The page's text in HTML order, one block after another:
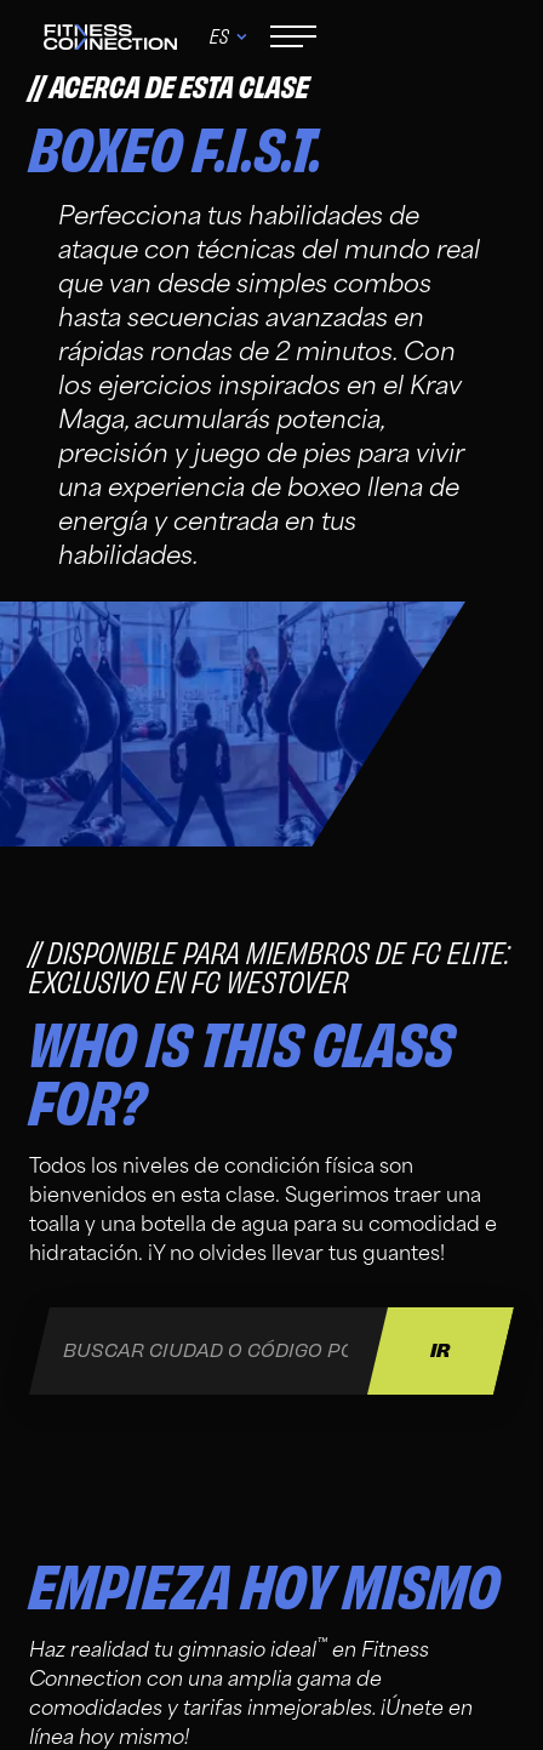
ES
ACERCA DE ESTA CLASE
BOXEO F.I.S.T.
Perfecciona tus habilidades de
ataque con técnicas del mundo real
que van desde simples combos
hasta secuencias avanzadas en
rápidas rondas de 2 minutos. Con
los ejercicios inspirados en el Krav
Maga, acumularás potencia,
precisión y juego de pies para vivir
una experiencia de boxeo llena de
energía y centrada en tus
habilidades.
DISPONIBLE PARA MIEMBROS DE FC ELITE:
EXCLUSIVO EN FC WESTOVER
WHO IS THIS CLASS
FOR?
Todos los niveles de condición física son
bienvenidos en esta clase. Sugerimos traer una
toalla y una botella de agua para su comodidad e
hidratación. ¡Y no olvides llevar tus guantes!
EMPIEZA HOY MISMO
Haz realidad tu gimnasio ideal™ en Fitness
Connection con una amplia gama de
comodidades y tarifas inmejorables. ¡Únete en
línea hoy mismo!